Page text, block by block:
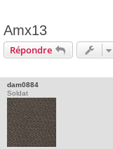
Amx13
Répondre
dam0884
Soldat